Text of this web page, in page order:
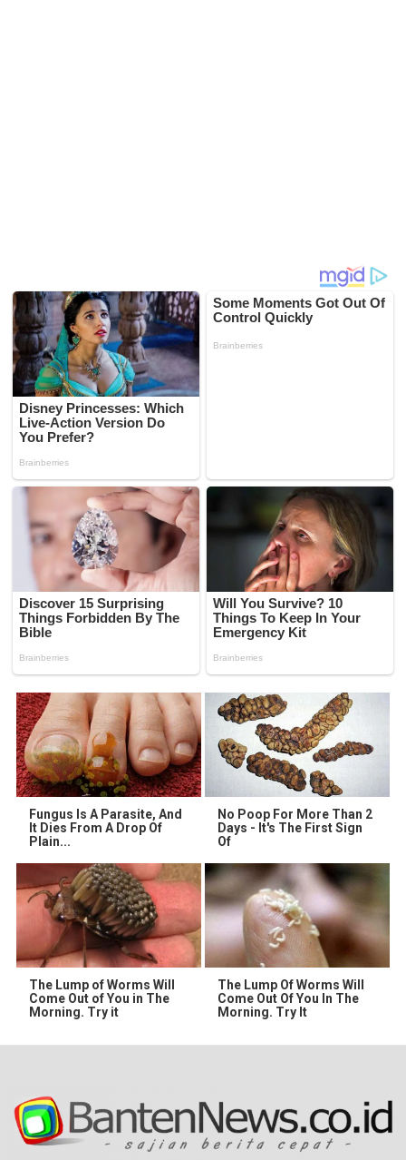
Fungus Is A Parasite, And
It Dies From A Drop Of
Plain...
No Poop For More Than 2
Days - It's The First Sign
Of
The Lump of Worms Will
Come Out of You in The
Morning. Try it
The Lump Of Worms Will
Come Out Of You In The
Morning. Try It